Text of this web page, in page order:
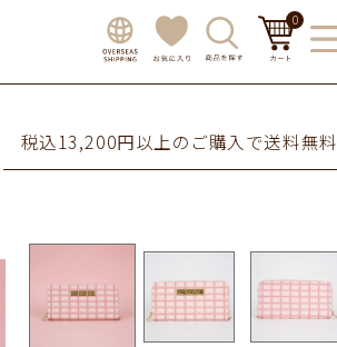
0
税込13,200円以上のご購入で送料無料